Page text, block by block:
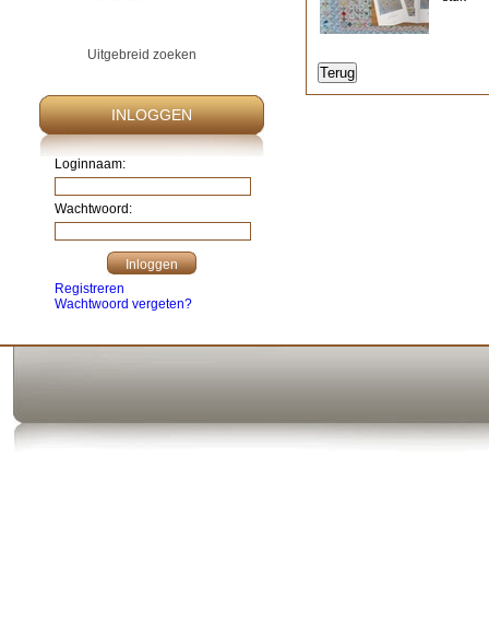
Uitgebreid zoeken
INLOGGEN
Loginnaam:
Wachtwoord:
Registreren
Wachtwoord vergeten?